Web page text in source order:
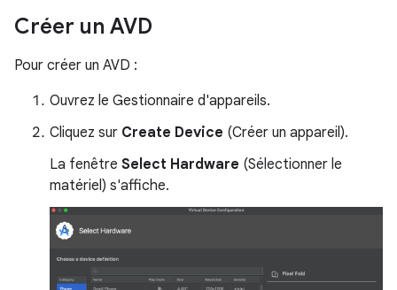
Créer un AVD
Pour créer un AVD :
Ouvrez le Gestionnaire d'appareils.
Cliquez sur Create Device (Créer un appareil).
La fenêtre Select Hardware (Sélectionner le
matériel) s'affiche.